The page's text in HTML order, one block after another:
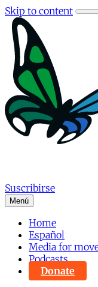
Skip to content
Suscribirse
Menú
Home
Español
Media for
Podcasts
Donate